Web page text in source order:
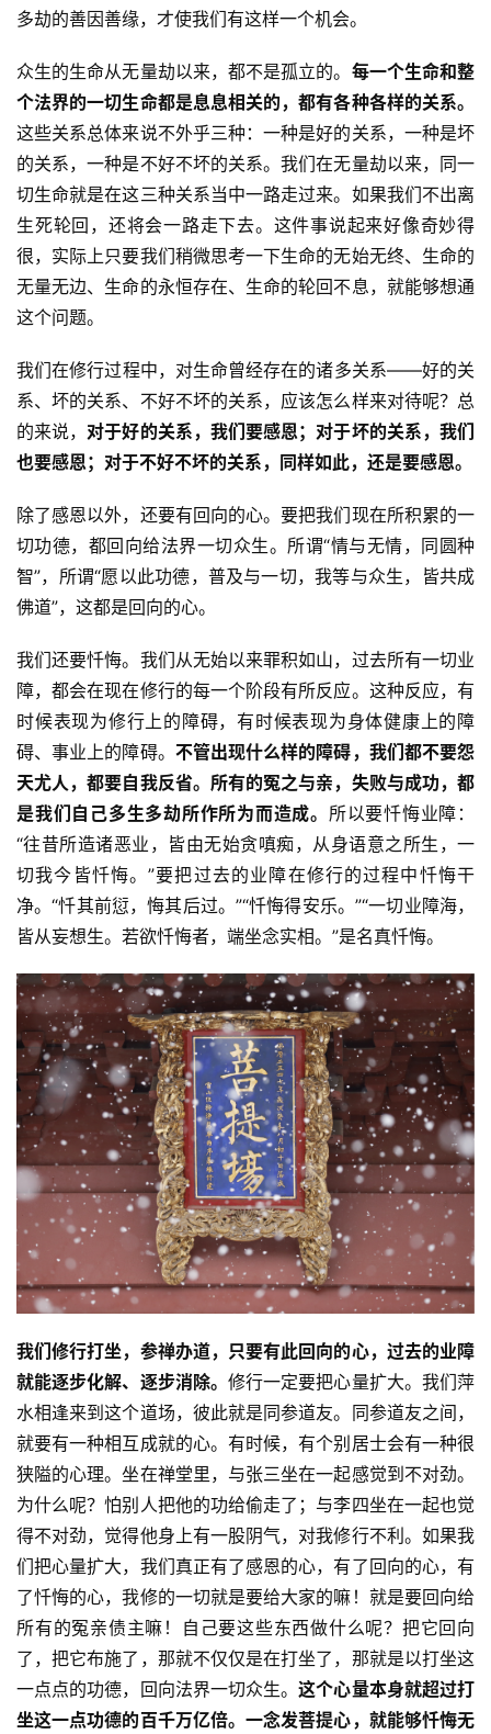
多劫的善因善缘，才使我们有这样一个机会。
众生的生命从无量劫以来，都不是孤立的。 每一个生命和整
个法界的一切生命都是息息相关的，都有各种各样的关系。
这些关系总体来说不外乎三种：一种是好的关系，一种是坏
的关系，一种是不好不坏的关系。我们在无量劫以来，同一
切生命就是在这三种关系当中一路走过来。如果我们不出离
生死轮回，还将会一路走下去。这件事说起来好像奇妙得
很，实际上只要我们稍微思考一下生命的无始无终、生命的
无量无边、生命的永恒存在、生命的轮回不息，就能够想通
这个问题。
我们在修行过程中，对生命曾经存在的诸多关系——好的关
系、坏的关系、不好不坏的关系，应该怎么样来对待呢？总
的来说， 对于好的关系，我们要感恩；对于坏的关系，我们
也要感恩；对于不好不坏的关系，同样如此，还是要感恩。
除了感恩以外，还要有回向的心。要把我们现在所积累的一
切功德，都回向给法界一切众生。所谓“情与无情，同圆种
智”，所谓“愿以此功德，普及与一切，我等与众生，皆共成
佛道”，这都是回向的心。
我们还要忏悔。我们从无始以来罪积如山，过去所有一切业
障，都会在现在修行的每一个阶段有所反应。这种反应，有
时候表现为修行上的障碍，有时候表现为身体健康上的障
碍、事业上的障碍。 不管出现什么样的障碍，我们都不要怨
天尤人，都要自我反省。所有的冤之与亲，失败与成功，都
是我们自己多生多劫所作所为而造成。 所以要忏悔业障：
“往昔所造诸恶业，皆由无始贪嗔痴，从身语意之所生，一
切我今皆忏悔。”要把过去的业障在修行的过程中忏悔干
净。“忏其前愆，悔其后过。”“忏悔得安乐。”“一切业障海，
皆从妄想生。若欲忏悔者，端坐念实相。”是名真忏悔。
我们修行打坐，参禅办道，只要有此回向的心，过去的业障
就能逐步化解、逐步消除。 修行一定要把心量扩大。我们萍
水相逢来到这个道场，彼此就是同参道友。同参道友之间，
就要有一种相互成就的心。有时候，有个别居士会有一种很
狭隘的心理。坐在禅堂里，与张三坐在一起感觉到不对劲。
为什么呢？怕别人把他的功给偷走了；与李四坐在一起也觉
得不对劲，觉得他身上有一股阴气，对我修行不利。如果我
们把心量扩大，我们真正有了感恩的心，有了回向的心，有
了忏悔的心，我修的一切就是要给大家的嘛！就是要回向给
所有的冤亲债主嘛！自己要这些东西做什么呢？把它回向
了，把它布施了，那就不仅仅是在打坐了，那就是以打坐这
一点点的功德，回向法界一切众生。这个心量本身就超过打
坐这一点功德的百千万亿倍。一念发菩提心，就能够忏悔无